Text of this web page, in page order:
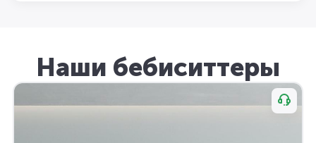
Наши бебиситтеры